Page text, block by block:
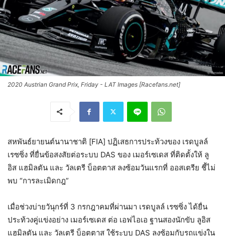
2020 Austrian Grand Prix, Friday - LAT Images [Racefans.net]
สหพันธ์ยายนต์นานาชาติ [FIA] ปฏิเสธการประท้วงของ เรดบูลล์
เรซซิ่ง ที่ยื่นข้อสงสัยต่อระบบ DAS ของ เมอร์เซเดส ที่ติดตั้งให้ ลู
อิส แฮมิลตัน และ วัลเตรี บ็อตตาส ลงซ้อมวันแรกที่ ออสเตรีย ชี้ไม่
พบ “การละเมิดกฎ”
เมื่อช่วงบ่ายวันุกร์ที่ 3 กรกฎาคมที่ผ่านมา เรดบูลล์ เรซซิ่ง ได้ยื่น
ประท้วงคู่แข่งอย่าง เมอร์เซเดส ต่อ เอฟไอเอ ฐานสองนักขับ ลูอิส
แฮมิลตัน และ วัลเตรี บ็อตตาส ใช้ระบบ DAS ลงซ้อมกับรถแข่งใน